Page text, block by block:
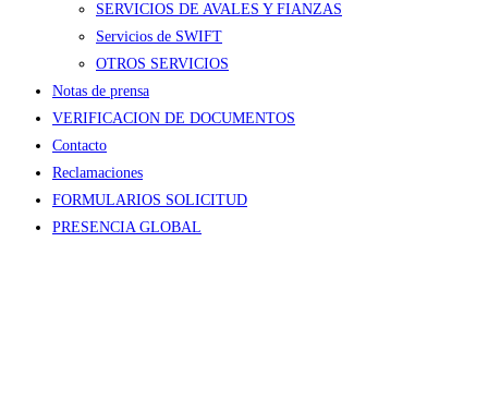
SERVICIOS DE AVALES Y FIANZAS
Servicios de SWIFT
OTROS SERVICIOS
Notas de prensa
VERIFICACION DE DOCUMENTOS
Contacto
Reclamaciones
FORMULARIOS SOLICITUD
PRESENCIA GLOBAL